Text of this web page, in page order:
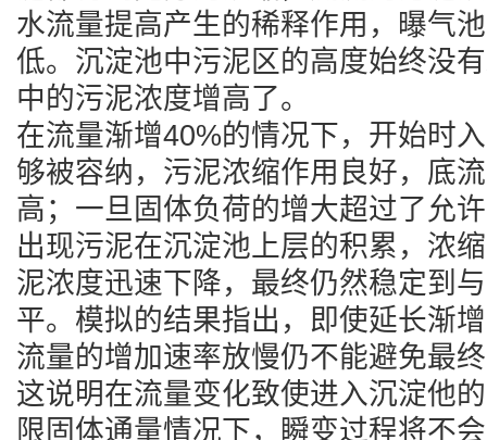
水流量提高产生的稀释作用，曝气
低。沉淀池中污泥区的高度始终没
中的污泥浓度增高了。
在流量渐增40%的情况下，开始时
够被容纳，污泥浓缩作用良好，底
高；一旦固体负荷的增大超过了允
出现污泥在沉淀池上层的积累，浓
泥浓度迅速下降，最终仍然稳定到
平。模拟的结果指出，即使延长渐
流量的增加速率放慢仍不能避免最
这说明在流量变化致使进入沉淀他
限固体通量情况下，瞬变过程将不